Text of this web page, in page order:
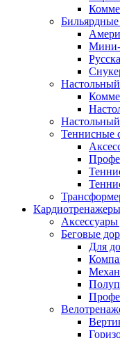
Мини-
Теннисные
Кардиотренажеры
Беговые
Для